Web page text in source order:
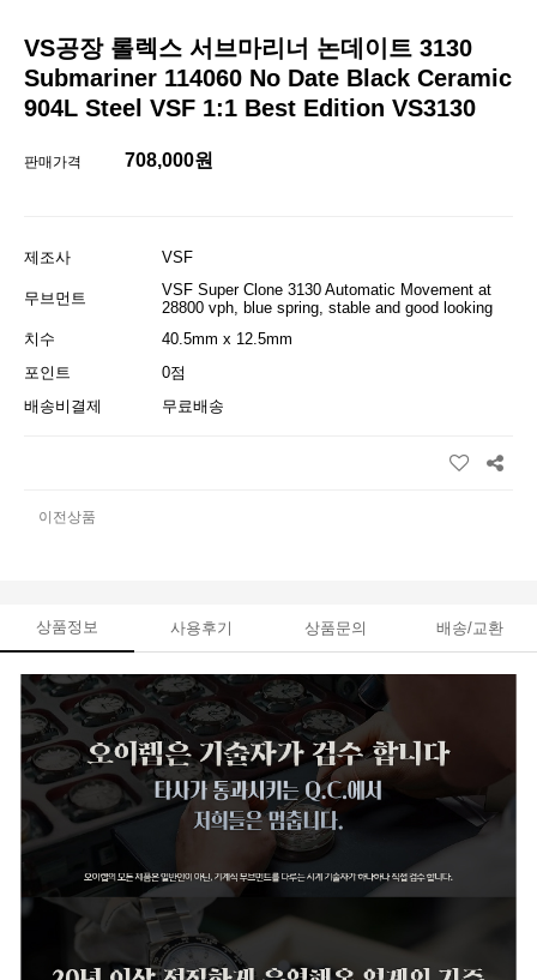
VS공장 롤렉스 서브마리너 논데이트 3130
Submariner 114060 No Date Black Ceramic
904L Steel VSF 1:1 Best Edition VS3130
판매가격 708,000원
제조사 VSF
무브먼트
VSF Super Clone 3130 Automatic Movement at
28800 vph, blue spring, stable and good looking
치수
40.5mm x 12.5mm
포인트
0점
배송비결제
무료배송
이전상품
상품정보 사용후기 상품문의 배송/교환